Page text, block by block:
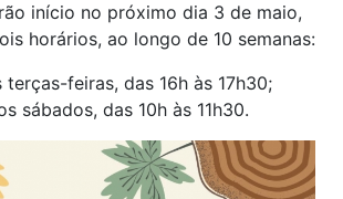
início no próximo dia 3 de maio,
horários, ao longo de 10 semanas:
terças-feiras, das 16h às 17h30;
sábados, das 10h às 11h30.